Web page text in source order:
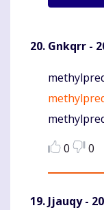
Gnkqrr -
0
0
Jjauqy-